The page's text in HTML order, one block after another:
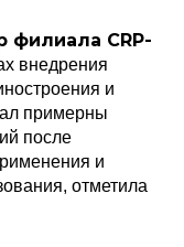
филиала CRP-
внедрения
и
примерны
после
и
отметила